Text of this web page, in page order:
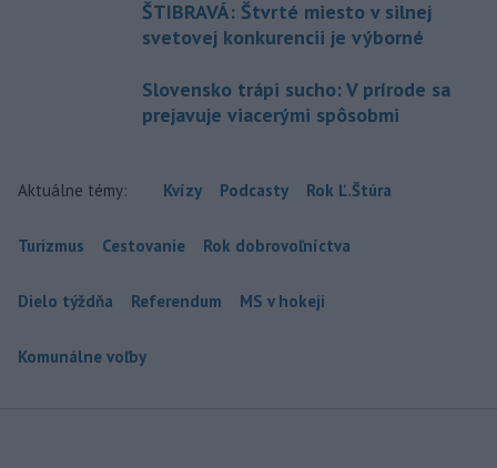
ŠTIBRAVÁ: Štvrté miesto v silnej
svetovej konkurencii je výborné
Slovensko trápi sucho: V prírode sa
prejavuje viacerými spôsobmi
Aktuálne témy: Kvízy Podcasty Rok Ľ.Štúra
Turizmus Cestovanie Rok dobrovoľníctva
Dielo týždňa Referendum MS v hokeji
Komunálne voľby